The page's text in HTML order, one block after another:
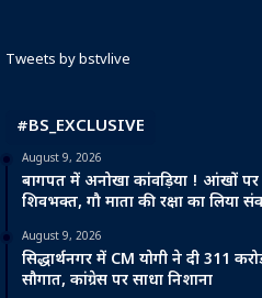
Tweets by bstvlive
#BS_EXCLUSIVE
August 9, 2026
बागपत में अनोखा कांवड़िया ! आंखों पर
शिवभक्त, गौ माता की रक्षा का लिया
August 9, 2026
सिद्धार्थनगर में CM योगी ने दी 311
सौगात, कांग्रेस पर साधा निशाना